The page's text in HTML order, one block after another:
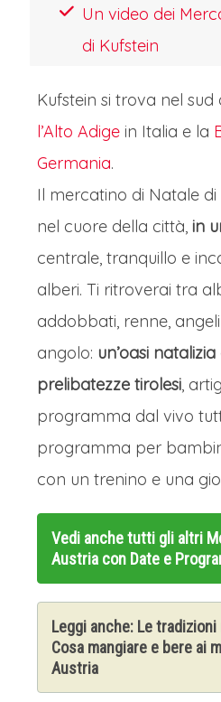
Un video dei
di Kufstein
Kufstein si trova nel sud
l’Alto Adige in Italia e la
Germania.
Il mercatino di Natale di
nel cuore della città, in
centrale, tranquillo e
alberi. Ti ritroverai tra
addobbati, renne,
angolo: un’oasi
prelibatezze tirolesi,
programma dal vivo
programma per
con un trenino e una
Vedi anche tutti gli altri
Austria con Date e
Leggi anche: Le
Cosa mangiare e bere ai
Austria